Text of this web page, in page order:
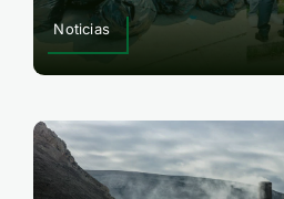
Noticias